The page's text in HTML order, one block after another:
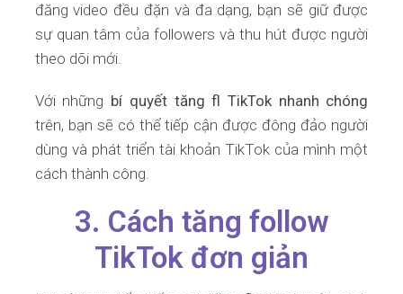
đăng video đều đặn và đa dạng, bạn sẽ giữ được
sự quan tâm của followers và thu hút được người
theo dõi mới.
Với những bí quyết tăng fl TikTok nhanh chóng
trên, bạn sẽ có thể tiếp cận được đông đảo người
dùng và phát triển tài khoản TikTok của mình một
cách thành công.
3. Cách tăng follow
TikTok đơn giản